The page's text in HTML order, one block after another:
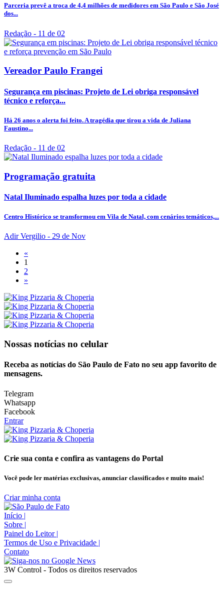
Parceria prevê a troca de 4,4 milhões de medidores em São Paulo e São José
dos...
Redação - 11 de 02
Vereador Paulo Frangei
Segurança em piscinas: Projeto de Lei obriga responsável
técnico e reforça...
Há 26 anos o alerta foi feito. A tragédia que tirou a vida de Juliana
Faustino...
Redação - 11 de 02
Programação gratuita
Natal Iluminado espalha luzes por toda a cidade
Centro Histórico se transformou em Vila de Natal, com cenários temáticos,...
Adir Vergilio - 29 de Nov
«
1
2
»
Nossas notícias no celular
Receba as notícias do São Paulo de Fato no seu app favorito de
mensagens.
Telegram
Whatsapp
Facebook
Entrar
Crie sua conta e confira as vantagens do Portal
Você pode ler matérias exclusivas, anunciar classificados e muito mais!
Criar minha conta
Início |
Sobre |
Painel do Leitor |
Termos de Uso e Privacidade |
Contato
3W Control - Todos os direitos reservados